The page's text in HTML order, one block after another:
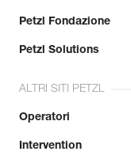
Petzl Fondazione
Petzl Solutions
ALTRI SITI PETZL
Operatori
Intervention